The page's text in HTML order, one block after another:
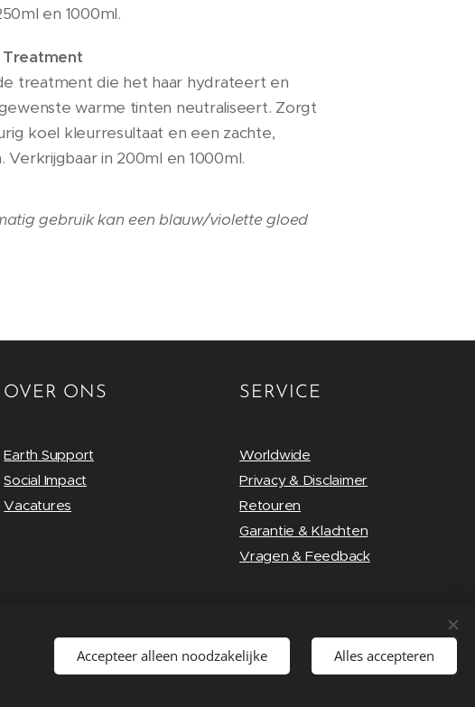
en 1000ml.
treatment die het haar hydrateert en
warme tinten neutraliseert. Zorgt
koel kleurresultaat en een zachte,
Verkrijgbaar in 200ml en 1000ml.
gebruik kan een blauw/violette gloed
OVER ONS
Earth Support
Social Impact
Vacatures
SERVICE
Worldwide
Privacy & Disclaimer
Retouren
Garantie & Klachten
Vragen & Feedback
Talen Nederlands English Deutsch Français
Accepteer alleen noodzakelijke Alles accepteren